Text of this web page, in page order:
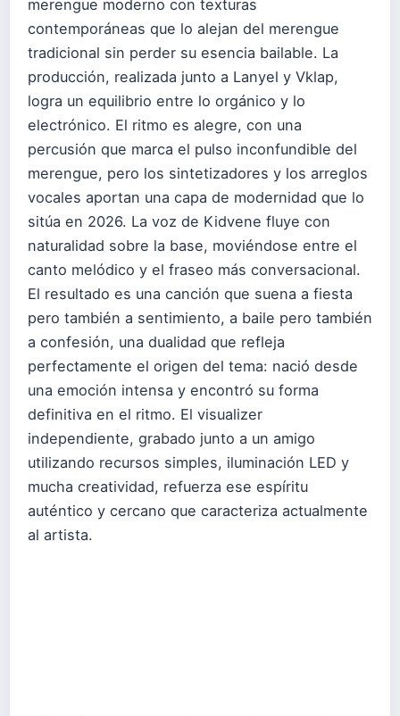
merengue moderno con texturas
contemporáneas que lo alejan del merengue
tradicional sin perder su esencia bailable. La
producción, realizada junto a Lanyel y Vklap,
logra un equilibrio entre lo orgánico y lo
electrónico. El ritmo es alegre, con una
percusión que marca el pulso inconfundible del
merengue, pero los sintetizadores y los arreglos
vocales aportan una capa de modernidad que lo
sitúa en 2026. La voz de Kidvene fluye con
naturalidad sobre la base, moviéndose entre el
canto melódico y el fraseo más conversacional.
El resultado es una canción que suena a fiesta
pero también a sentimiento, a baile pero también
a confesión, una dualidad que refleja
perfectamente el origen del tema: nació desde
una emoción intensa y encontró su forma
definitiva en el ritmo. El visualizer
independiente, grabado junto a un amigo
utilizando recursos simples, iluminación LED y
mucha creatividad, refuerza ese espíritu
auténtico y cercano que caracteriza actualmente
al artista.